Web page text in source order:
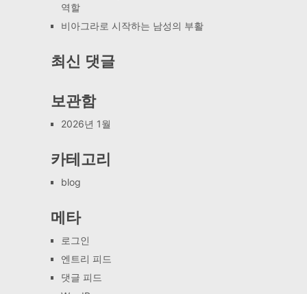
역할
비아그라로 시작하는 남성의 부활
최신 댓글
보관함
2026년 1월
카테고리
blog
메타
로그인
엔트리 피드
댓글 피드